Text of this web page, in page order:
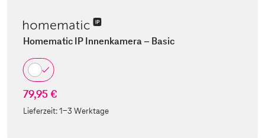
Homematic IP Innenkamera – Basic
79,95 €
Lieferzeit:1-3 Werktage